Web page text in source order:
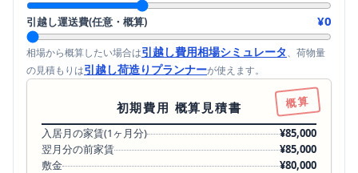
引越し運送費(任意・概算) ¥0
相場から概算したい場合は引越し費用相場シミュレータ、荷物量
の見積もりは引越し荷造りプランナーが使えます。
概算
初期費用 概算見積書
入居月の家賃(1ヶ月分)
¥85,000
翌月分の前家賃
¥85,000
敷金
¥80,000